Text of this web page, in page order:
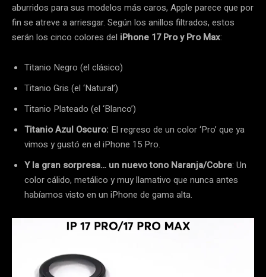
aburridos para sus modelos más caros, Apple parece que por
fin se atreve a arriesgar. Según los anillos filtrados, estos
serán los cinco colores del iPhone 17 Pro y Pro Max:
Titanio Negro (el clásico)
Titanio Gris (el ‘Natural’)
Titanio Plateado (el ‘Blanco’)
Titanio Azul Oscuro: El regreso de un color ‘Pro’ que ya
vimos y gustó en el iPhone 15 Pro.
Y la gran sorpresa… un nuevo tono Naranja/Cobre: Un
color cálido, metálico y muy llamativo que nunca antes
habíamos visto en un iPhone de gama alta.